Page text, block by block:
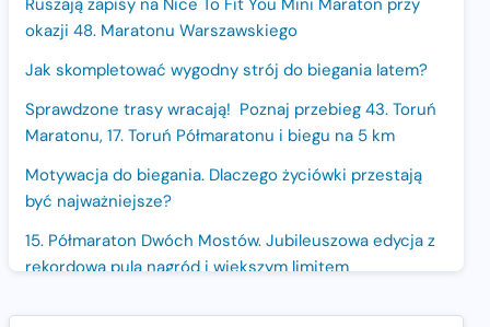
Ruszają zapisy na Nice To Fit You Mini Maraton przy
okazji 48. Maratonu Warszawskiego
Jak skompletować wygodny strój do biegania latem?
Sprawdzone trasy wracają! Poznaj przebieg 43. Toruń
Maratonu, 17. Toruń Półmaratonu i biegu na 5 km
Motywacja do biegania. Dlaczego życiówki przestają
być najważniejsze?
15. Półmaraton Dwóch Mostów. Jubileuszowa edycja z
rekordową pulą nagród i większym limitem